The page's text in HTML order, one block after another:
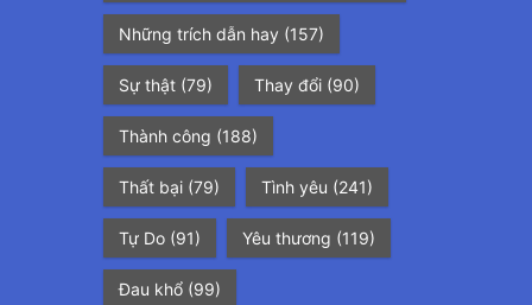
Những trích dẫn hay (157)
Sự thật(79) Thay đổi(90)
Thành công (188)
Thất bại(79) Tình yêu (241)
Tự Do(91) Yêu thương (119)
Đau khổ(99)